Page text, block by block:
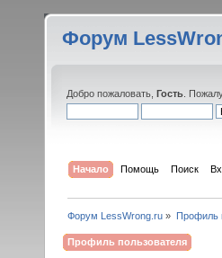
Форум
Добро пожаловать, Гость .
Начало Помощь Поиск
Форум LessWrong.ru » Профиль
Профиль пользователя